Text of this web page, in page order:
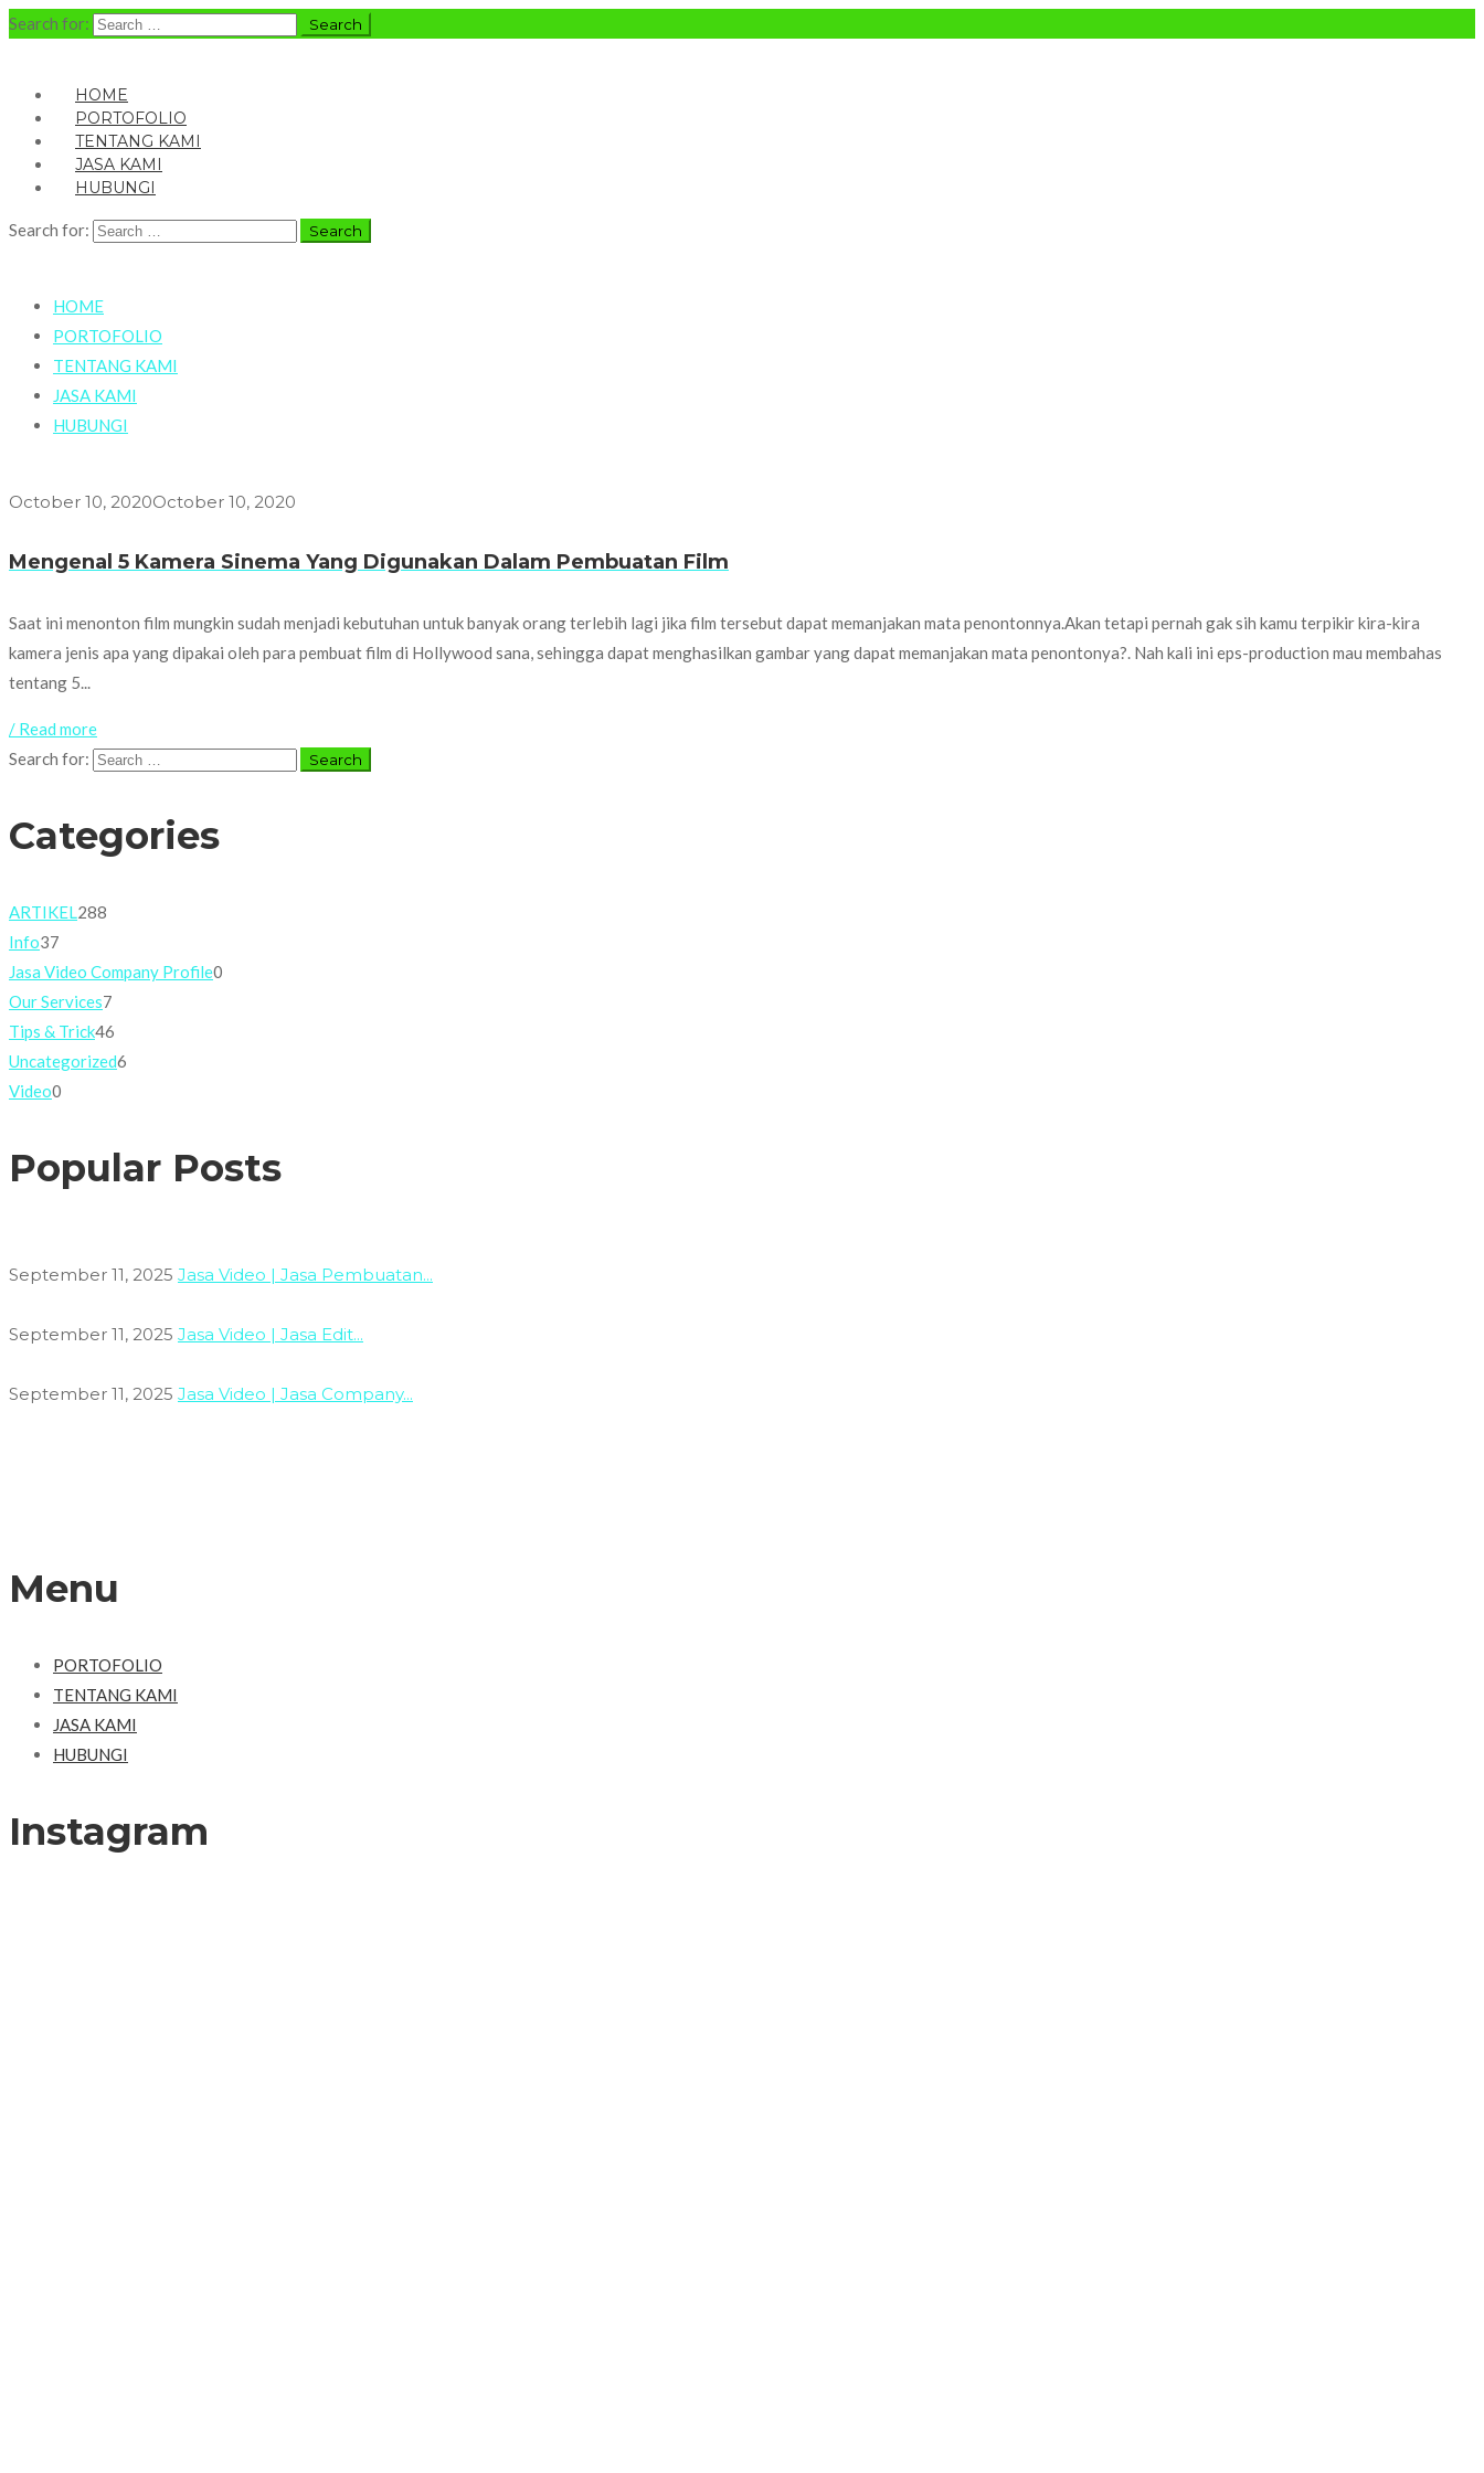
Search for:
HOME
PORTOFOLIO
TENTANG KAMI
JASA KAMI
HUBUNGI
Search for:
HOME
PORTOFOLIO
TENTANG KAMI
JASA KAMI
HUBUNGI
October 10, 2020October 10, 2020
Mengenal 5 Kamera Sinema Yang Digunakan Dalam Pembuatan Film
Saat ini menonton film mungkin sudah menjadi kebutuhan untuk banyak orang terlebih lagi jika film tersebut dapat memanjakan mata penontonnya.Akan tetapi pernah gak sih kamu terpikir kira-kira
kamera jenis apa yang dipakai oleh para pembuat film di Hollywood sana, sehingga dapat menghasilkan gambar yang dapat memanjakan mata penontonya?. Nah kali ini eps-production mau membahas
tentang 5...
/ Read more
Search for:
Categories
ARTIKEL288
Info37
Jasa Video Company Profile0
Our Services7
Tips & Trick46
Uncategorized6
Video0
Popular Posts
September 11, 2025 Jasa Video | Jasa Pembuatan...
September 11, 2025 Jasa Video | Jasa Edit...
September 11, 2025 Jasa Video | Jasa Company...
Menu
PORTOFOLIO
TENTANG KAMI
JASA KAMI
HUBUNGI
Instagram